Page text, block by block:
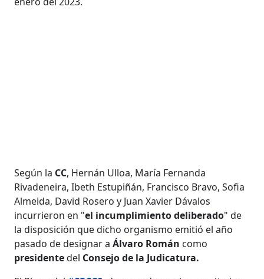
Según la CC, Hernán Ulloa, María Fernanda
Rivadeneira, Ibeth Estupiñán, Francisco Bravo, Sofia
Almeida, David Rosero y Juan Xavier Dávalos
incurrieron en "el incumplimiento deliberado" de
la disposición que dicho organismo emitió el año
pasado de designar aÁlvaro Román como
presidentedel Consejo de la Judicatura.